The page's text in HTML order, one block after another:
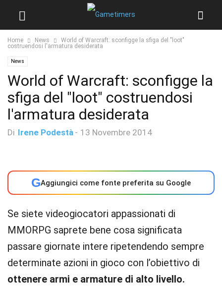
Home News
World of Warcraft: sconfigge la sfiga del "loot"
costruendosi l'armatura desiderata
News
World of Warcraft: sconfigge la
sfiga del "loot" costruendosi
l'armatura desiderata
Di Irene Podestà - 13 Novembre 2014
GAggiungici come fonte preferita su Google
Se siete videogiocatori appassionati di
MMORPG saprete bene cosa significata
passare giornate intere ripetendendo sempre
determinate azioni in gioco con l’obiettivo di
ottenere armi e armature di alto livello.